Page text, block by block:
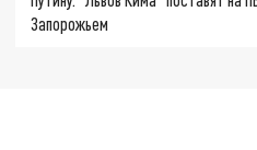
Запорожьем